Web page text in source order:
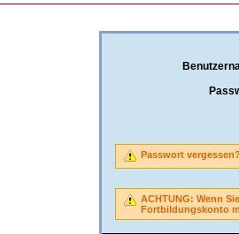
Passwort
ACHTUNG: Wenn
Fortbildungskonto